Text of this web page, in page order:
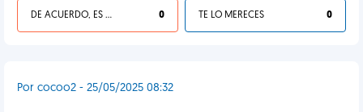
DE ACUERDO, ES UNA VIDA HP 0 TE LO MERECES 0
Por cocoo2 - 25/05/2025 08:32